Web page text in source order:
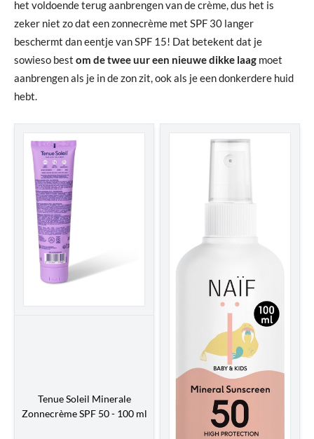
het voldoende terug aanbrengen van de crème, dus het is
zeker niet zo dat een zonnecrème met SPF 30 langer
beschermt dan eentje van SPF 15! Dat betekent dat je
sowieso best om de twee uur een nieuwe dikke laag moet
aanbrengen als je in de zon zit, ook als je een donkerdere huid
hebt.
Tenue Soleil Minerale
Zonnecrème SPF 50 - 100 ml